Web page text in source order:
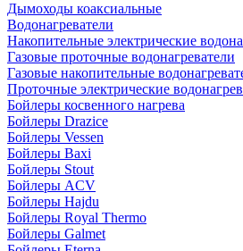
Дымоходы коаксиальные
Водонагреватели
Накопительные электрические
Газовые проточные водонагреватели
Газовые накопительные
Проточные электрические
Бойлеры косвенного нагрева
Бойлеры Drazice
Бойлеры Vessen
Бойлеры Baxi
Бойлеры Stout
Бойлеры ACV
Бойлеры Hajdu
Бойлеры Royal Thermo
Бойлеры Galmet